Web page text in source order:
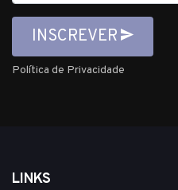
INSCREVER
Política de Privacidade
LINKS